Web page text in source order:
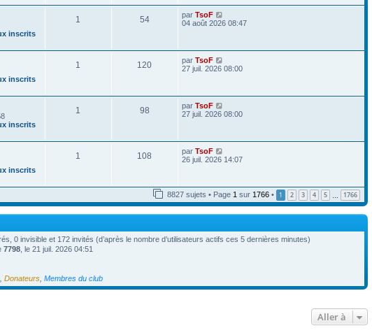
d
e
i
r
s
a
g
inscrits
1 54 par TsoF
o
d
e
i
r
s
a
g
04 août 2026 08:47
inscrits
1 120 par TsoF
o
d
e
i
r
s
s
a
27 juil. 2026 08:00
inscrits
1 98 par TsoF
o
d
e
i
e
r
m
s
s
27 juil. 2026 08:00
inscrits
1 108 par TsoF
o
e
d
e
r
i
e
s
26 juil. 2026 14:07
8827 sujets • Page 1 sur 1766 • 1 2 3 4 5 … 1766
0 invisible et 172 invités (d’après le nombre d’utilisateurs actifs ces 5 dernières minutes)
7798 , le 21 juil. 2026 04:51
Donateurs Membres du club
Aller à